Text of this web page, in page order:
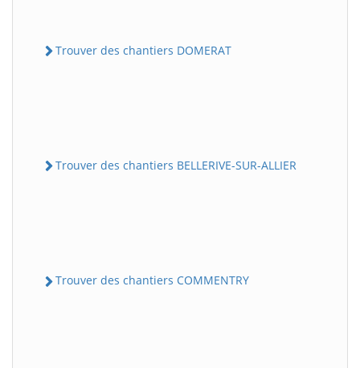
Trouver des chantiers DOMERAT
Trouver des chantiers BELLERIVE-SUR-ALLIER
Trouver des chantiers COMMENTRY